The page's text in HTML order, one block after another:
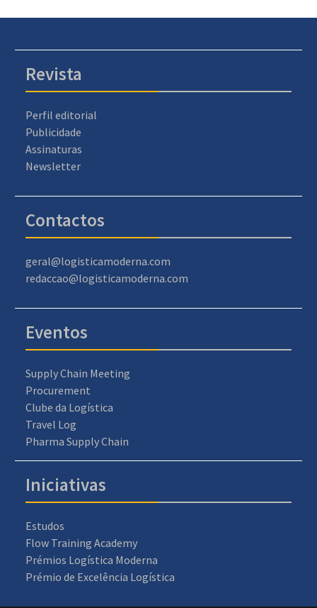
Revista
Perfil editorial
Publicidade
Assinaturas
Newsletter
Contactos
geral@logisticamoderna.com
redaccao@logisticamoderna.com
Eventos
Supply Chain Meeting
Procurement
Clube da Logística
Travel Log
Pharma Supply Chain
Iniciativas
Estudos
Flow Training Academy
Prémios Logística Moderna
Prémio de Excelência Logística